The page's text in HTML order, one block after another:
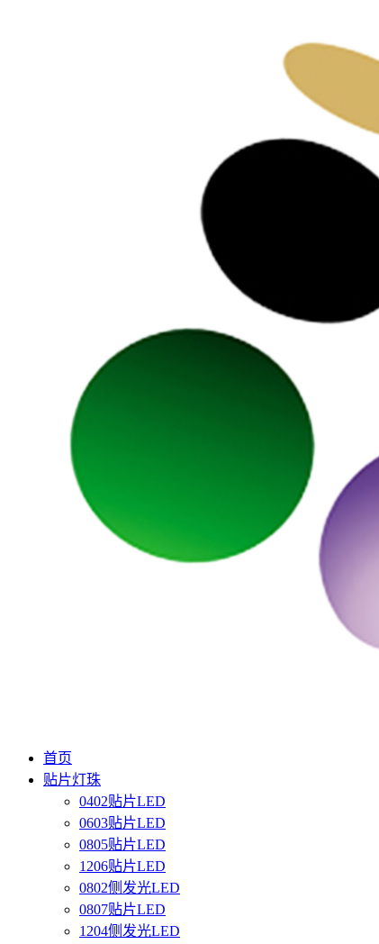
首页
贴片灯珠
0402贴片LED
0603贴片LED
0805贴片LED
1206贴片LED
0802侧发光LED
0807贴片LED
1204侧发光LED